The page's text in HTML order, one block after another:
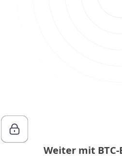
Weiter mit BTC-